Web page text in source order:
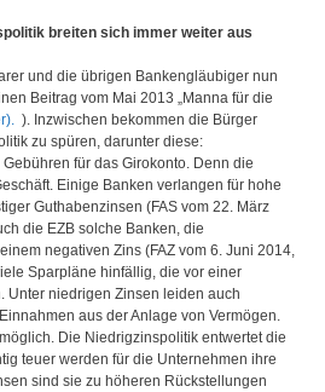
breiten sich immer weiter aus
und die übrigen Bankengläubiger nun
Beitrag vom Mai 2013 „Manna für die
). Inzwischen bekommen die Bürger
zu spüren, darunter diese:
für das Girokonto. Denn die
Einige Banken verlangen für hohe
Guthabenzinsen (FAS vom 22. März
die EZB solche Banken, die
negativen Zins (FAZ vom 6. Juni 2014,
Sparpläne hinfällig, die vor einer
Unter niedrigen Zinsen leiden auch
aus der Anlage von Vermögen.
Die Niedrigzinspolitik entwertet die
teuer werden für die Unternehmen ihre
sind sie zu höheren Rückstellungen